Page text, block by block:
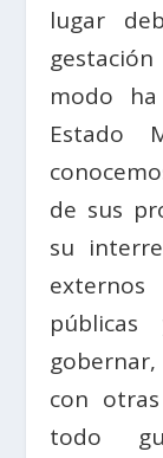
lugar
modo
Estado
de sus
su
con
todo